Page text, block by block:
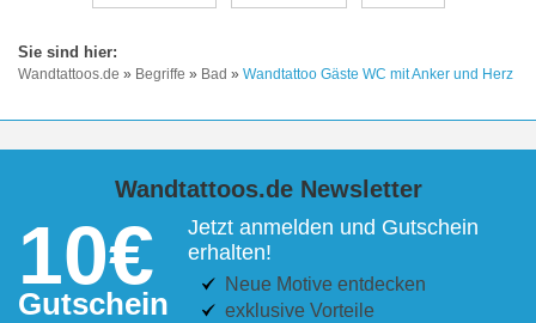
Wandtattoos.de » Begriffe » Bad » Wandtattoo Gäste WC mit Anker und Herz
Wandtattoos.de Newsletter
10€
Gutschein
Jetzt anmelden und Gutschein
erhalten!
Neue Motive entdecken
exklusive Vorteile